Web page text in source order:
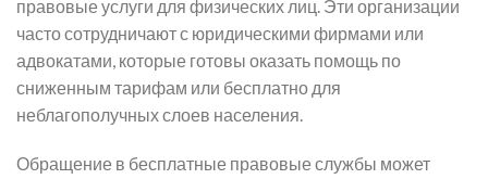
правовые услуги для физических лиц. Эти организации
часто сотрудничают с юридическими фирмами или
адвокатами, которые готовы оказать помощь по
сниженным тарифам или бесплатно для
неблагополучных слоев населения.
Обращение в бесплатные правовые службы может